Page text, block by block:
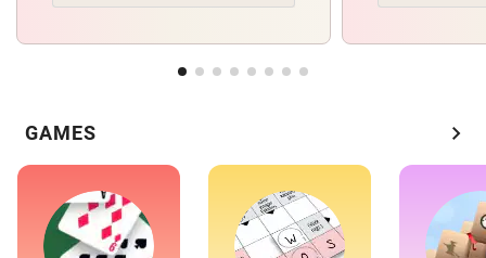
GAMES chevron_right